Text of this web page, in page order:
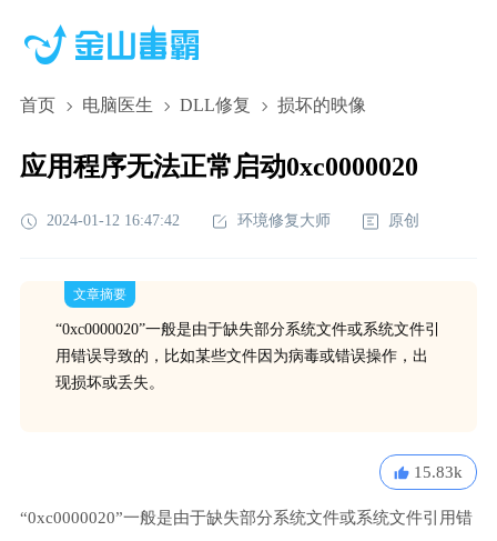
首页 电脑医生 DLL修复 损坏的映像
应用程序无法正常启动0xc0000020
2024-01-12 16:47:42 环境修复大师 原创
文章摘要
“0xc0000020”一般是由于缺失部分系统文件或系统文件引
用错误导致的，比如某些文件因为病毒或错误操作，出
现损坏或丢失。
15.83k
“0xc0000020”一般是由于缺失部分系统文件或系统文件引用错